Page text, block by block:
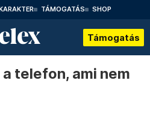
TÁMOGATÁS SHOP
Támogatás
a telefon, ami nem